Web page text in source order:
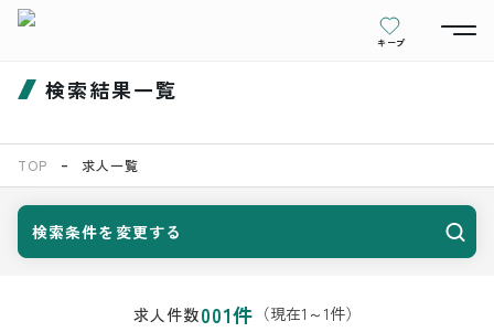
キープ
検索結果一覧
TOP 求人一覧
検索条件を変更する
求人件数001件 （現在1 ～1件）